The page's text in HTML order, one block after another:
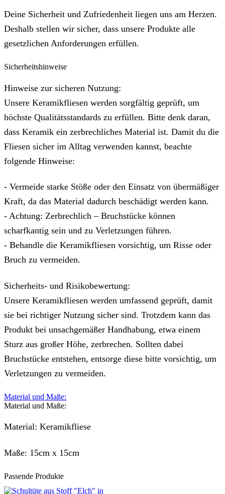
Deine Sicherheit und Zufriedenheit liegen uns am Herzen.
Deshalb stellen wir sicher, dass unsere Produkte alle
gesetzlichen Anforderungen erfüllen.
Sicherheitshinweise
Hinweise zur sicheren Nutzung:
Unsere Keramikfliesen werden sorgfältig geprüft, um
höchste Qualitätsstandards zu erfüllen. Bitte denk daran,
dass Keramik ein zerbrechliches Material ist. Damit du die
Fliesen sicher im Alltag verwenden kannst, beachte
folgende Hinweise:
- Vermeide starke Stöße oder den Einsatz von übermäßiger
Kraft, da das Material dadurch beschädigt werden kann.
- Achtung: Zerbrechlich – Bruchstücke können
scharfkantig sein und zu Verletzungen führen.
- Behandle die Keramikfliesen vorsichtig, um Risse oder
Bruch zu vermeiden.
Sicherheits- und Risikobewertung:
Unsere Keramikfliesen werden umfassend geprüft, damit
sie bei richtiger Nutzung sicher sind. Trotzdem kann das
Produkt bei unsachgemäßer Handhabung, etwa einem
Sturz aus großer Höhe, zerbrechen. Sollten dabei
Bruchstücke entstehen, entsorge diese bitte vorsichtig, um
Verletzungen zu vermeiden.
Material und Maße:
Material und Maße:
Material: Keramikfliese
Maße: 15cm x 15cm
Passende Produkte